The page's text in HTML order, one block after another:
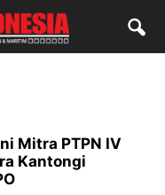
Mitra PTPN IV
Kantongi